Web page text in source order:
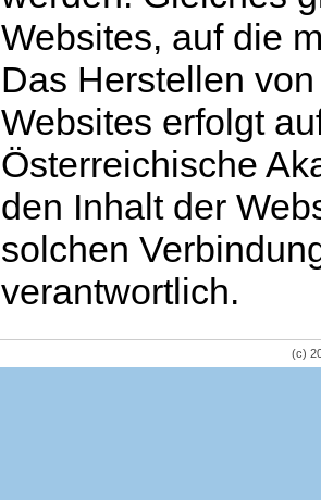
Websites, auf die
Das Herstellen
Websites erfolgt
Österreichische
den Inhalt der
solchen
verantwortlich.
(c)